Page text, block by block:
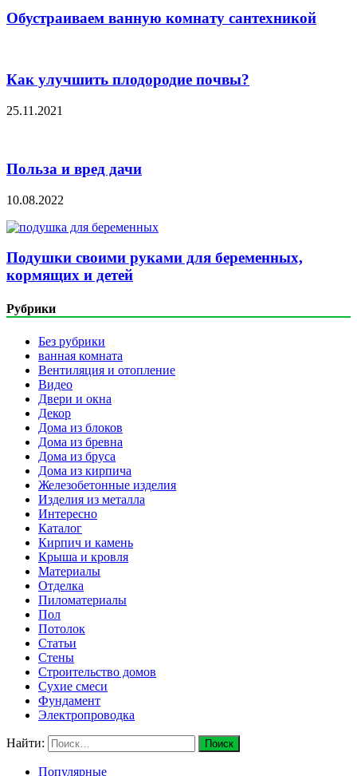
Обустраиваем ванную комнату сантехникой
Как улучшить плодородие почвы?
25.11.2021
Польза и вред дачи
10.08.2022
Подушки своими руками для беременных,
кормящих и детей
Рубрики
Без рубрики
ванная комната
Вентиляция и отопление
Видео
Двери и окна
Декор
Дома из блоков
Дома из бревна
Дома из бруса
Дома из кирпича
Железобетонные изделия
Изделия из металла
Интересно
Каталог
Кирпич и камень
Крыша и кровля
Материалы
Отделка
Пиломатериалы
Пол
Потолок
Статьи
Стены
Строительство домов
Сухие смеси
Фундамент
Электропроводка
Найти:
Популярные